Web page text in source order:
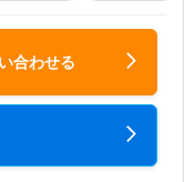
合わせる